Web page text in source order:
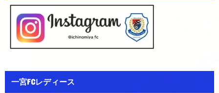
一宮FCレディース